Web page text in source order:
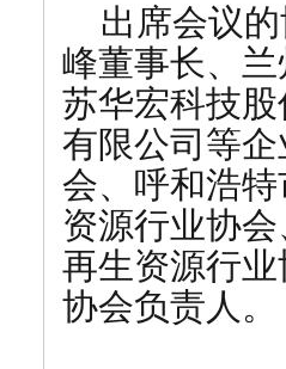
出席会议
峰董事长、
苏华宏科技
有限公司等
会、呼和浩
资源行业协
再生资源行
协会负责人。